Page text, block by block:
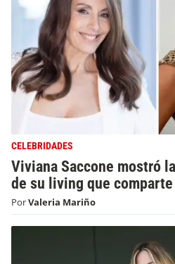
CELEBRIDADES
Viviana Saccone mostró
de su living que
PorValeria Mariño